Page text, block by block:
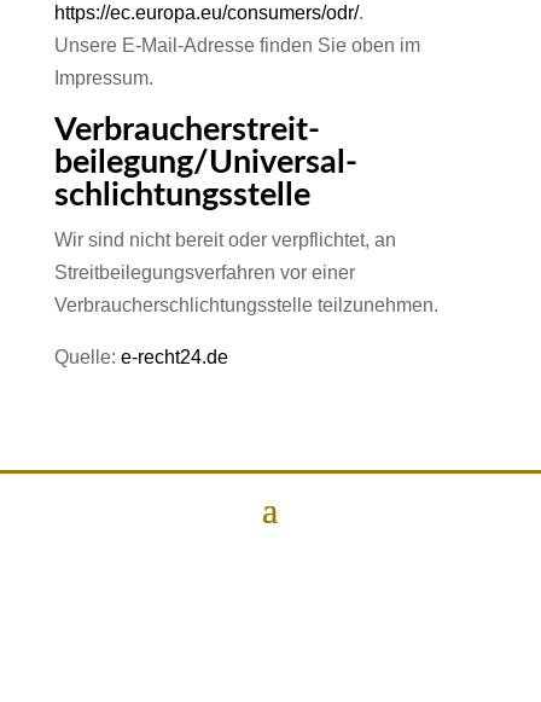
https://ec.europa.eu/consumers/odr/.
Unsere E-Mail-Adresse finden Sie oben im
Impressum.
Verbraucher­streit­
beilegung/Universal­
schlichtungs­stelle
Wir sind nicht bereit oder verpflichtet, an
Streitbeilegungsverfahren vor einer
Verbraucherschlichtungsstelle teilzunehmen.
Quelle: e-recht24.de